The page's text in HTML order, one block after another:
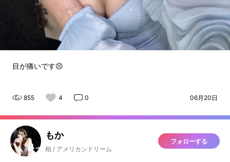
目が痛いです😣
855 4 0 06月20日
もか
柏 / アメリカンドリーム
フォローする